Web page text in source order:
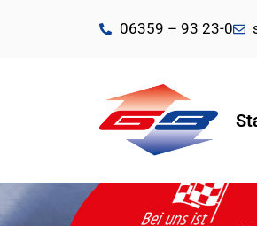
06359 – 93 23-0